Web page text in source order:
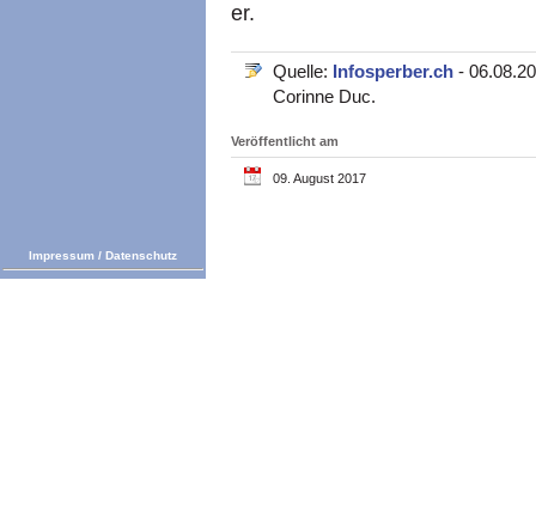
er.
Quelle: Infosperber.ch -
Corinne Duc.
Veröffentlicht am
09. August 2017
Impressum / Datenschutz